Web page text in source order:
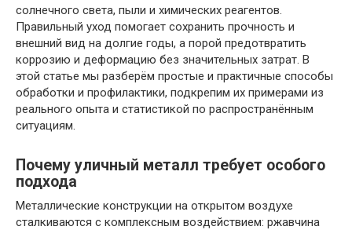
солнечного света, пыли и химических реагентов.
Правильный уход помогает сохранить прочность и
внешний вид на долгие годы, а порой предотвратить
коррозию и деформацию без значительных затрат. В
этой статье мы разберём простые и практичные способы
обработки и профилактики, подкрепим их примерами из
реального опыта и статистикой по распространённым
ситуациям.
Почему уличный металл требует особого
подхода
Металлические конструкции на открытом воздухе
сталкиваются с комплексным воздействием: ржавчина